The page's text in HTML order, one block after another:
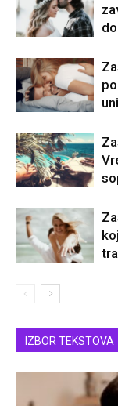
IZBOR TEKSTOVA